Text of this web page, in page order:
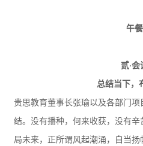
午餐
贰·会
总结当下，
贵思教育董事长张瑜以及各部门
结。没有播种，何来收获，没有
局未来，正所谓风起潮涌，自当